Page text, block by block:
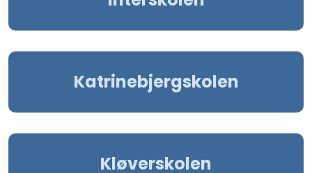
Katrinebjergskolen
Kløverskolen